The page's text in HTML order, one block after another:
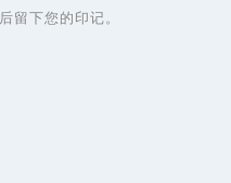
后留下您的印记。